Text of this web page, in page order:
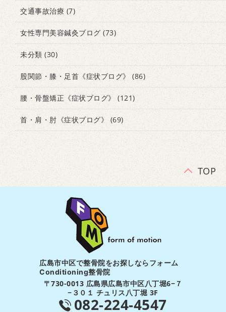
交通事故治療 (7)
女性専門美容鍼灸ブログ(73)
未分類 (30)
股関節・膝・足首《症状ブログ》 (86)
腰・骨盤矯正《症状ブログ》 (121)
首・肩・肘《症状ブログ》 (69)
TOP
広島市中区で整骨院をお探しならフォーム
Conditioning整骨院
〒730-0013 広島県広島市中区八丁堀6−７
−３０１ チュリス八丁堀 3F
082-224-4547